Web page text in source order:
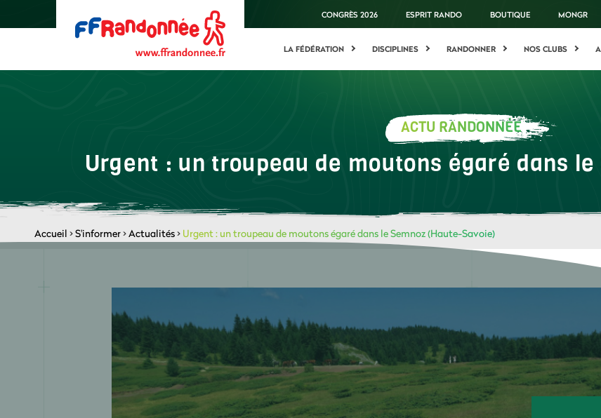
CONGRÈS 2026 ESPRIT RANDO BOUTIQUE MONGR
LA FÉDÉRATION DISCIPLINES RANDONNER NOS CLUBS
ACTU RANDONNÉE
Urgent : un troupeau de moutons égaré dans
Accueil >S'informer>Actualités> Urgent : un troupeau de moutons égaré dans le Semnoz (Haute-Savoie)